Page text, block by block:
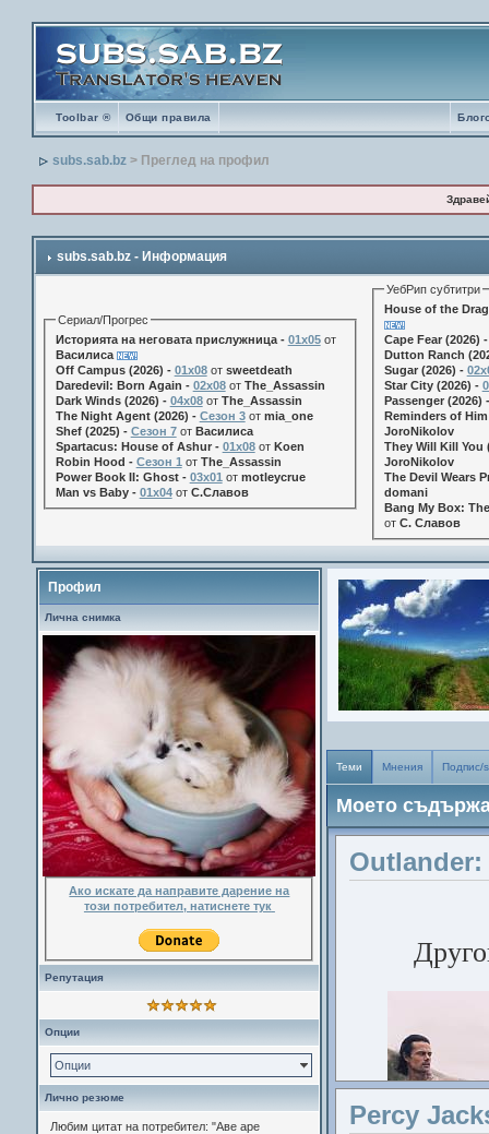
Toolbar ® Общи правила
subs.sab.bz > Преглед на профил
subs.sab.bz - Информация
Сериал/Прогрес
Историята на неговата прислужница - 01х05от
Василиса
Off Campus (2026) - 01x08от sweetdeath
Daredevil: Born Again - 02x08от The_Assassin
Dark Winds (2026) - 04x08от The_Assassin
The Night Agent (2026) - Сезон 3от mia_one
Shef (2025) - Сезон 7от Василиса
Spartacus: House of Ashur - 01x08от Koen
Robin Hood - Сезон 1 от The_Assassin
Power Book II: Ghost - 03x01 от motleycrue
Man vs Baby - 01x04от С.Славов
УебРип субтитри
House of the
Cape Fear (2026)
Dutton Ranch
Sugar (2026) -
Star City (2026) -
Passenger (2026)
Reminders of
JoroNikolov
They Will Kill You
JoroNikolov
The Devil Wears
domani
Bang My Box:
от С. Славов
Профил
Лична снимка
Ако искате да направите дарение на
този потребител, натиснете тук
Репутация
Опции
Опции
Лично резюме
Любим цитат на потребител: "Аве аре
Теми Мнения Подпис/
Моето
Percy